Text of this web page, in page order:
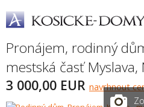
Pronájem, rodinný
mestská časť Myslava,
3 000,00 EUR navrhnout